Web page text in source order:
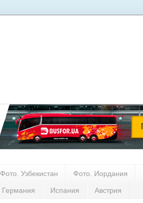
Фото. Узбекистан Фото. Иордания
Германия Испания Австрия